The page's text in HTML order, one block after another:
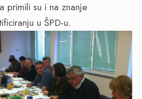
primili su i na znanje
u ŠPD-u.